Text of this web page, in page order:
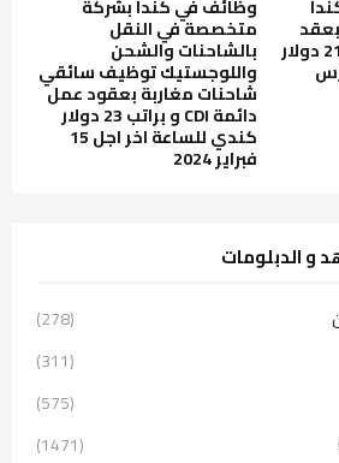
عمل دائم CDI و براتب21 دولار
11 مارس
وظائف في كندا بشركة
متخصصة في النقل
بالشاحنات والشحن
واللوجستيك توظيف سائقي
شاحنات مغاربة بعقود عمل
دائمة CDI و براتب 23 دولار
كندي للساعة اخر اجل 15
فبراير 2024
الدبلومات
(278)
(311)
(575)
(1471)